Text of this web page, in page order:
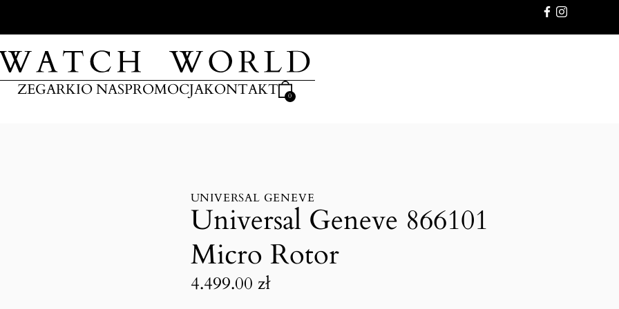
ZEGARKIO NASPROMOCJAKONTAKT 0
UNIVERSAL GENEVE
Universal Geneve 866101
Micro Rotor
4.499.00 zł